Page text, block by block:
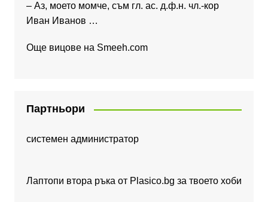
– Аз, моето момче, съм гл. ас. д.ф.н. чл.-кор
Иван Иванов …
Още вицове на Smeeh.com
Партньори
системен администратор
Лаптопи втора ръка от Plasico.bg за твоето хоби